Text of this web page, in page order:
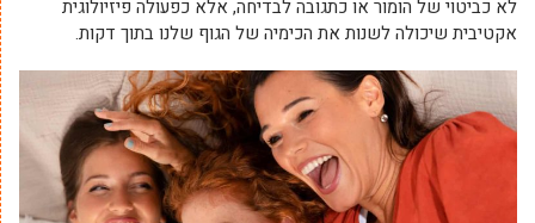
לא כביטוי של הומור או כתגובה לבדיחה, אלא כפעולה פיזיולוגית
אקטיבית שיכולה לשנות את הכימיה של הגוף שלנו בתוך דקות.